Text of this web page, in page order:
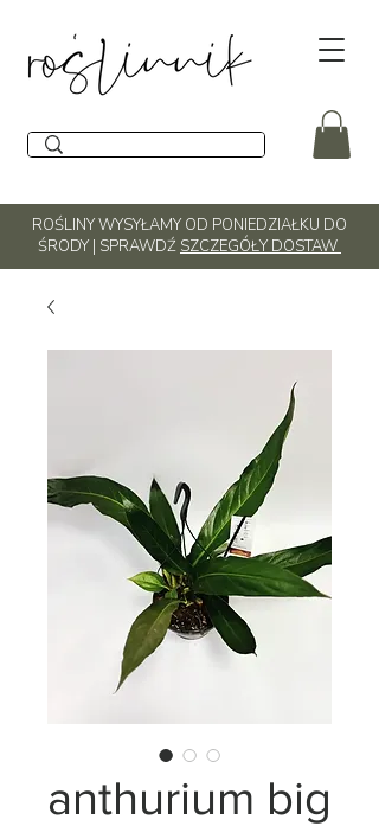
ROŚLINY WYSYŁAMY OD PONIEDZIAŁKU DO
ŚRODY | SPRAWDŹ SZCZEGÓŁY DOSTAW
anthurium big